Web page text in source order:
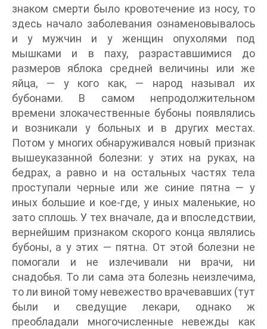
знаком смерти было кровотечение из носу, то
здесь начало заболевания ознаменовывалось
и у мужчин и у женщин опухолями под
мышками и в паху, разраставшимися до
размеров яблока средней величины или же
яйца, — у кого как, — народ называл их
бубонами. В самом непродолжительном
времени злокачественные бубоны появлялись
и возникали у больных и в других местах.
Потом у многих обнаруживался новый признак
вышеуказанной болезни: у этих на руках, на
бедрах, а равно и на остальных частях тела
проступали черные или же синие пятна — у
иных большие и кое-где, у иных маленькие, но
зато сплошь. У тех вначале, да и впоследствии,
вернейшим признаком скорого конца являлись
бубоны, а у этих — пятна. От этой болезни не
помогали и не излечивали ни врачи, ни
снадобья. То ли сама эта болезнь неизлечима,
то ли виной тому невежество врачевавших (тут
были и сведущие лекари, однако ж
преобладали многочисленные невежды как